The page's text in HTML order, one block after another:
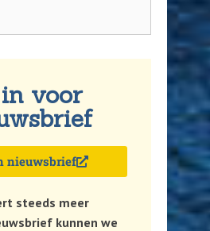
voor
nieuwsbrief
steeds meer
kunnen we